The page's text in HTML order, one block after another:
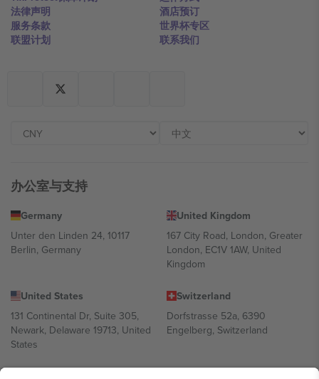
法律声明
服务条款
联盟计划
酒店预订
世界杯专区
联系我们
办公室与支持
Germany
Unter den Linden 24, 10117
Berlin, Germany
United Kingdom
167 City Road, London, Greater
London, EC1V 1AW, United
Kingdom
United States
131 Continental Dr, Suite 305,
Newark, Delaware 19713, United
States
Switzerland
Dorfstrasse 52a, 6390
Engelberg, Switzerland